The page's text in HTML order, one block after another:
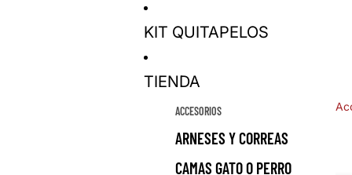
KIT QUITAPELOS
TIENDA
ACCESORIOS
ARNESES Y CORREAS
CAMAS GATO O PERRO